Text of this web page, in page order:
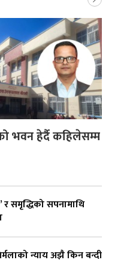
भवन हेर्दै कहिलेसम्म
र समृद्धिको सपनामाथि
न्याय अझै किन बन्दी